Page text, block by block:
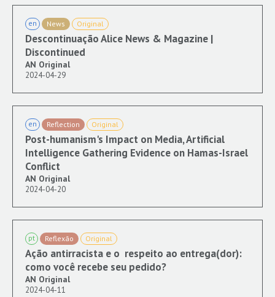
en News Original
Descontinuação Alice News & Magazine |
Discontinued
AN Original
2024-04-29
en Reflection Original
Post-humanism's Impact on Media, Artificial
Intelligence Gathering Evidence on Hamas-Israel
Conflict
AN Original
2024-04-20
pt Reflexão Original
Ação antirracista e o respeito ao entrega(dor):
como você recebe seu pedido?
AN Original
2024-04-11